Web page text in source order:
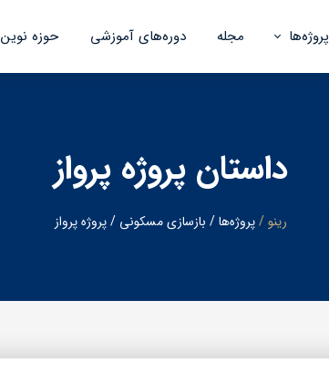
پروژه‌ها
طراحی داخلی
طراحی محوطه و نما
مجله دوره‌های آموزشی حوزه نوین
داستان پروژه پرواز
رینو/پروژه‌ها/ بازسازیمسکونی / پروژهپرواز